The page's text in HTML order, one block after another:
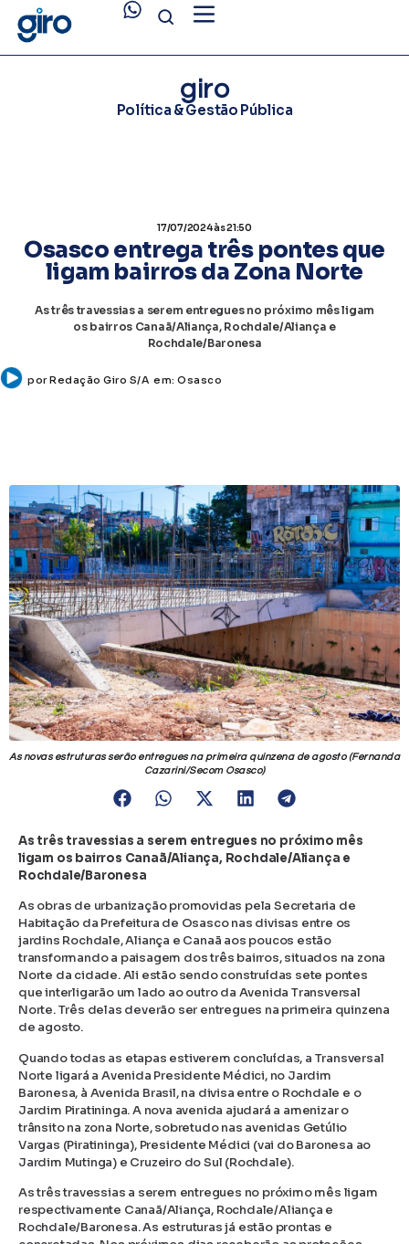
giro
Política & Gestão Pública
17/07/2024às 21:50
Osasco entrega três pontes que
ligam bairros da Zona Norte
As três travessias a serem entregues no próximo mês ligam
os bairros Canaã/Aliança, Rochdale/Aliança e
Rochdale/Baronesa
porRedação Giro S/A em: Osasco
As novas estruturas serão entregues na primeira quinzena de agosto (Fernanda
Cazarini/Secom Osasco)
As três travessias a serem entregues no próximo mês
ligam os bairros Canaã/Aliança, Rochdale/Aliança e
Rochdale/Baronesa
As obras de urbanização promovidas pela Secretaria de
Habitação da Prefeitura de Osasco nas divisas entre os
jardins Rochdale, Aliança e Canaã aos poucos estão
transformando a paisagem dos três bairros, situados na zona
Norte da cidade. Ali estão sendo construídas sete pontes
que interligarão um lado ao outro da Avenida Transversal
Norte. Três delas deverão ser entregues na primeira quinzena
de agosto.
Quando todas as etapas estiverem concluídas, a Transversal
Norte ligará a Avenida Presidente Médici, no Jardim
Baronesa, à Avenida Brasil, na divisa entre o Rochdale e o
Jardim Piratininga. A nova avenida ajudará a amenizar o
trânsito na zona Norte, sobretudo nas avenidas Getúlio
Vargas (Piratininga), Presidente Médici (vai do Baronesa ao
Jardim Mutinga) e Cruzeiro do Sul (Rochdale).
As três travessias a serem entregues no próximo mês ligam
respectivamente Canaã/Aliança, Rochdale/Aliança e
Rochdale/Baronesa. As estruturas já estão prontas e